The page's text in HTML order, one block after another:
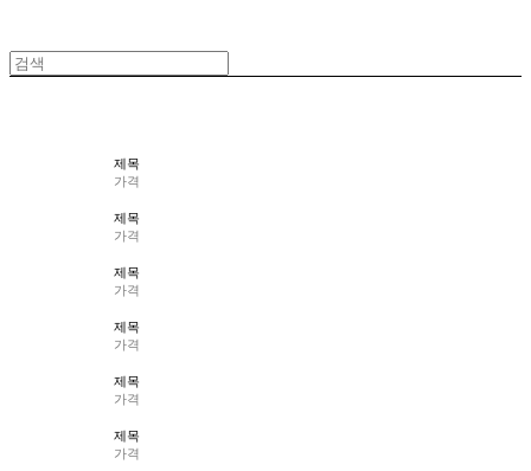
제목
가격
제목
가격
제목
가격
제목
가격
제목
가격
제목
가격